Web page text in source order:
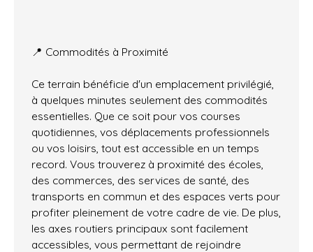
📍 Commodités à Proximité
Ce terrain bénéficie d'un emplacement privilégié,
à quelques minutes seulement des commodités
essentielles. Que ce soit pour vos courses
quotidiennes, vos déplacements professionnels
ou vos loisirs, tout est accessible en un temps
record. Vous trouverez à proximité des écoles,
des commerces, des services de santé, des
transports en commun et des espaces verts pour
profiter pleinement de votre cadre de vie. De plus,
les axes routiers principaux sont facilement
accessibles, vous permettant de rejoindre